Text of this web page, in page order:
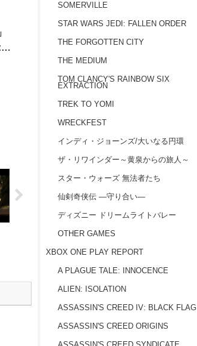
SOMERVILLE
STAR WARS JEDI: FALLEN ORDER
THE FORGOTTEN CITY
THE MEDIUM
TOM CLANCY'S RAINBOW SIX
EXTRACTION
TREK TO YOMI
WRECKFEST
インディ・ジョーンズ/大いなる円環
ザ・リワインダー～黄泉からの旅人～
スター・ウォーズ 無法者たち
仙剣奇侠伝 ―守り合い―
ディズニー ドリームライトバレー
OTHER GAMES
XBOX ONE PLAY REPORT
A PLAGUE TALE: INNOCENCE
ALIEN: ISOLATION
ASSASSIN'S CREED IV: BLACK FLAG
ASSASSIN'S CREED ORIGINS